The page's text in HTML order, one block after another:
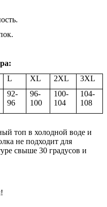
L XL 2XL
3XL
92-
96
96-
100
100-
104
104-
108
топ в холодной воде и
не подходит для
свыше 30 градусов и